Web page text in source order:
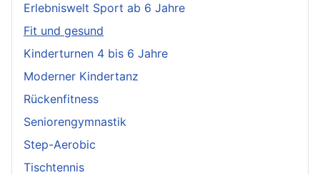
Erlebniswelt Sport ab 6 Jahre
Fit und gesund
Kinderturnen 4 bis 6 Jahre
Moderner Kindertanz
Rückenfitness
Seniorengymnastik
Step-Aerobic
Tischtennis